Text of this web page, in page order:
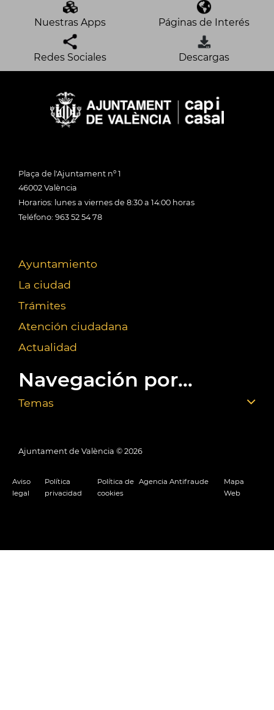
Nuestras Apps Páginas de Interés
Redes Sociales Descargas
Plaça de l'Ajuntament nº 1
46002 València
Horarios: lunes a viernes de 8:30 a 14:00 horas
Teléfono: 963 52 54 78
Ayuntamiento
La ciudad
Trámites
Atención ciudadana
Actualidad
Navegación por...
Temas
Ajuntament de València © 2026
Aviso
legal
Política
privacidad
Política de
cookies
Agencia Antifraude
Mapa
Web